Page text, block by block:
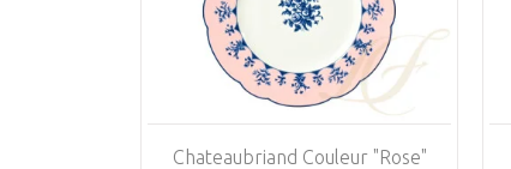
Chateaubriand Couleur "Rose"